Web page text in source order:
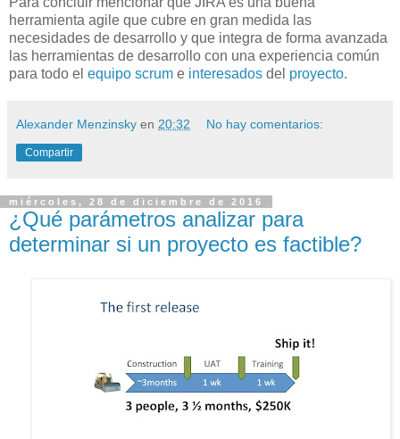
herramienta agile que cubre en gran medida las
necesidades de desarrollo y que integra de forma avanzada
las herramientas de desarrollo con una experiencia común
para todo el equipo scrum e interesados del proyecto.
Alexander Menzinsky en 20:32 No hay comentarios:
Compartir
miércoles, 28 de diciembre de 2016
¿Qué parámetros analizar para
determinar si un proyecto es factible?